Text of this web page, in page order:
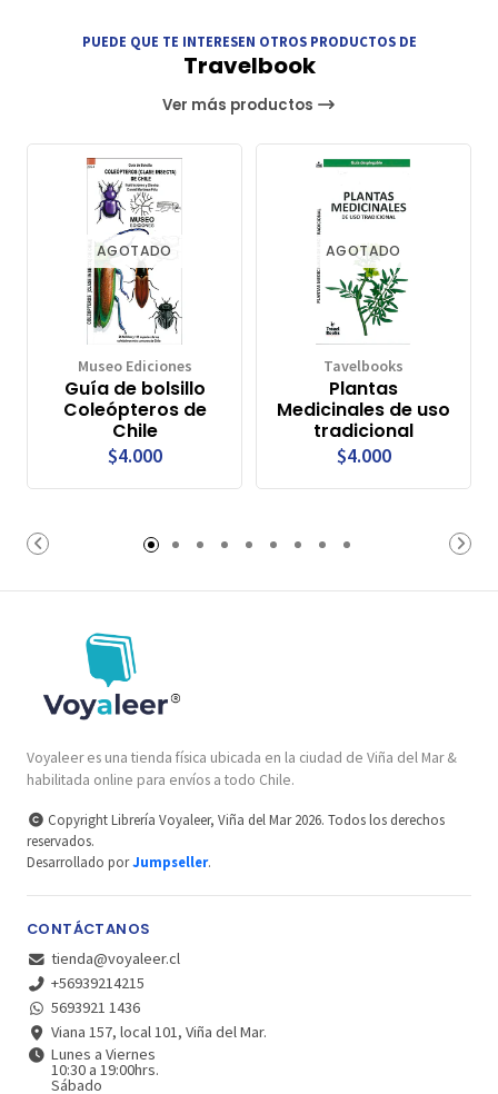
PUEDE QUE TE INTERESEN OTROS PRODUCTOS DE
Travelbook
Ver más productos
AGOTADO
Museo Ediciones
Guía de bolsillo
Coleópteros de
Chile
$4.000
AGOTADO
Tavelbooks
Plantas
Medicinales de uso
tradicional
$4.000
Voyaleer es una tienda física ubicada en la ciudad de Viña del Mar &
habilitada online para envíos a todo Chile.
Copyright Librería Voyaleer, Viña del Mar 2026. Todos los derechos
reservados.
Desarrollado porJumpseller.
CONTÁCTANOS
tienda@voyaleer.cl
+56939214215
5693921 1436
Viana 157, local 101, Viña del Mar.
Lunes a Viernes
10:30 a 19:00hrs.
Sábado